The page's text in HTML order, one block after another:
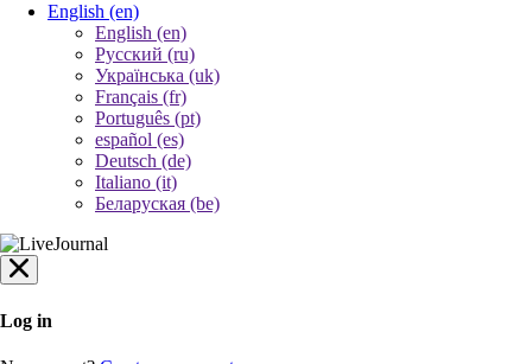
English (en)
English (en)
Русский (ru)
Українська (uk)
Français (fr)
Português (pt)
español (es)
Deutsch (de)
Italiano (it)
Беларуская (be)
Log in